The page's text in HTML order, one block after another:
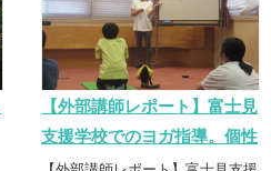
【外部講師レポート】富士見
支援学校でのヨガ指導。個性
に寄り添う「誠実なヨガ」の